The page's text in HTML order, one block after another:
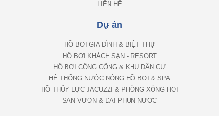
LIÊN HỆ
Dự án
HỒ BƠI GIA ĐÌNH & BIỆT THỰ
HỒ BƠI KHÁCH SẠN - RESORT
HỒ BƠI CÔNG CỘNG & KHU DÂN CƯ
HỆ THỐNG NƯỚC NÓNG HỒ BƠI & SPA
HỒ THỦY LỰC JACUZZI & PHÒNG XÔNG HƠI
SÂN VƯỜN & ĐÀI PHUN NƯỚC